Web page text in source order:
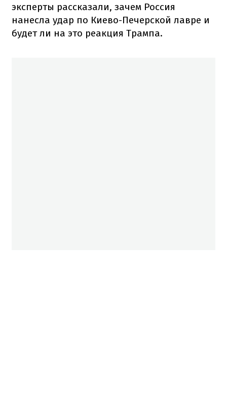
эксперты рассказали, зачем Россия
нанесла удар по Киево-Печерской лавре и
будет ли на это реакция Трампа.